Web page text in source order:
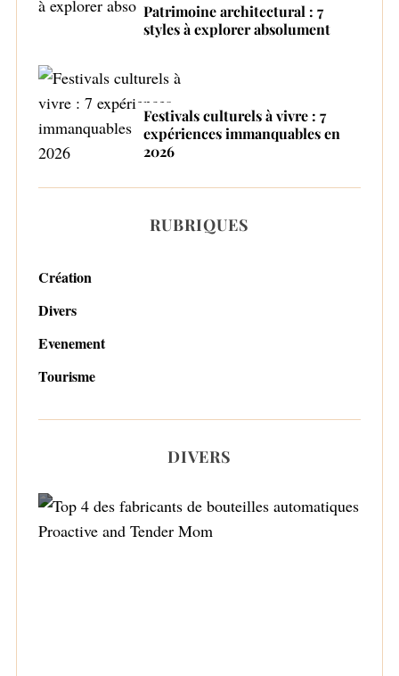
Patrimoine architectural : 7
styles à explorer absolument
Festivals culturels à vivre : 7
expériences immanquables en
2026
RUBRIQUES
Création
Divers
Evenement
Tourisme
DIVERS